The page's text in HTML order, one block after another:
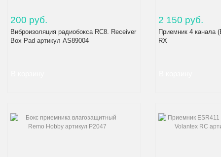
200 руб.
Виброизоляция радиобокса RC8. Receiver
Box Pad артикул AS89004
2 150 руб.
Приемник 4 канала
RX